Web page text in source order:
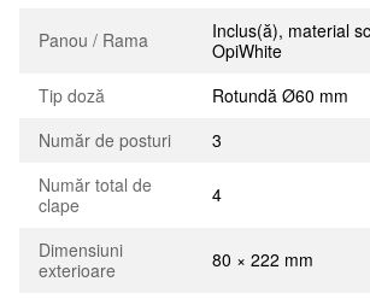
Panou / Rama
Inclus(ă), material
OpiWhite
Tip doză
Rotundă Ø60 mm
Număr de posturi
3
Număr total de
clape
4
Dimensiuni
exterioare
80 × 222 mm